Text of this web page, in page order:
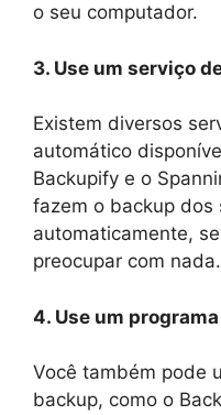
o seu computador.
3. Use um serviço
Existem diversos
automático
Backupify e o
fazem o backup dos
automaticamente,
preocupar com nada.
4. Use um
Você também pode
backup, como o